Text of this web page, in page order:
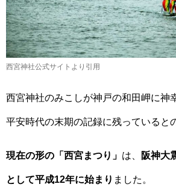
西宮神社公式サイトより引用
西宮神社のみこしが神戸の和田岬に神
平安時代の末期の記録に残っていると
現在の形の「西宮まつり」 は、 阪神大
として平成12年に始まり ました。